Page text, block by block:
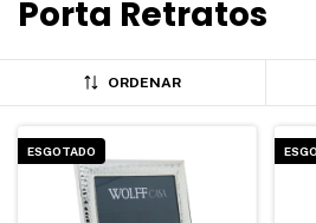
Porta Retratos
ORDENAR
ESGOTADO